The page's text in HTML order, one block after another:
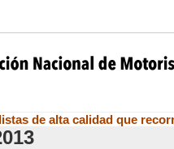
de alta calidad que